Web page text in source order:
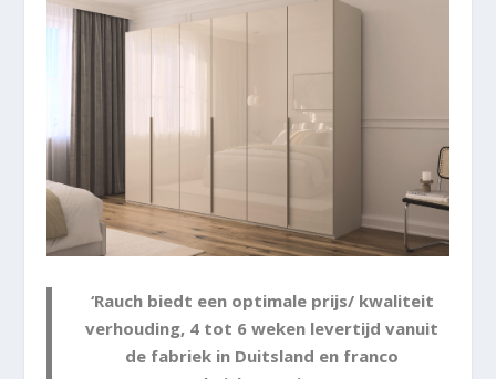
‘Rauch biedt een optimale prijs/ kwaliteit
verhouding, 4 tot 6 weken levertijd vanuit
de fabriek in Duitsland en franco